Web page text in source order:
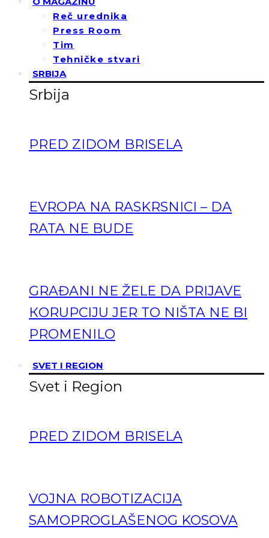
Reč urednika
Press Room
Tim
Tehničke stvari
SRBIJA
Srbija
PRED ZIDOM BRISELA
EVROPA NA RASKRSNICI – DA
RATA NE BUDE
GRAĐANI NE ŽELE DA PRIJAVE
КORUPCIJU JER TO NIŠTA NE BI
PROMENILO
SVET I REGION
Svet i Region
PRED ZIDOM BRISELA
VOJNA ROBOTIZACIJA
SAMOPROGLAŠENOG KOSOVA